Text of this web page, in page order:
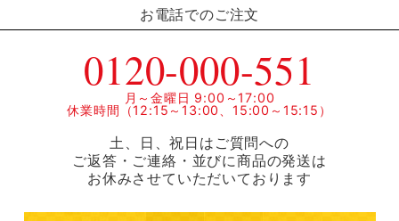
お電話でのご注文
0120-000-551
月～金曜日 9:00～17:00
休業時間（12:15～13:00、15:00～15:15）
土、日、祝日はご質問への
ご返答・ご連絡・並びに商品の発送は
お休みさせていただいております